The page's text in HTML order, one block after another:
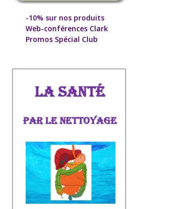
-10% sur nos produits
Web-conférences Clark
Promos Spécial Club